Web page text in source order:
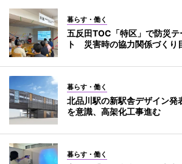
暮らす・働く
五反田TOC「特区」で防災
ト 災害時の協力関係づくり
暮らす・働く
北品川駅の新駅舎デザイン
を意識、高架化工事進む
暮らす・働く